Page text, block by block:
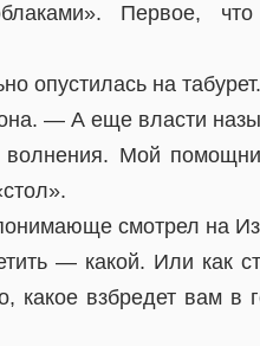
Первое,
опустилась на табурет.
— А еще власти
Мой
смотрел на
— какой. Или как
какое взбредет вам в